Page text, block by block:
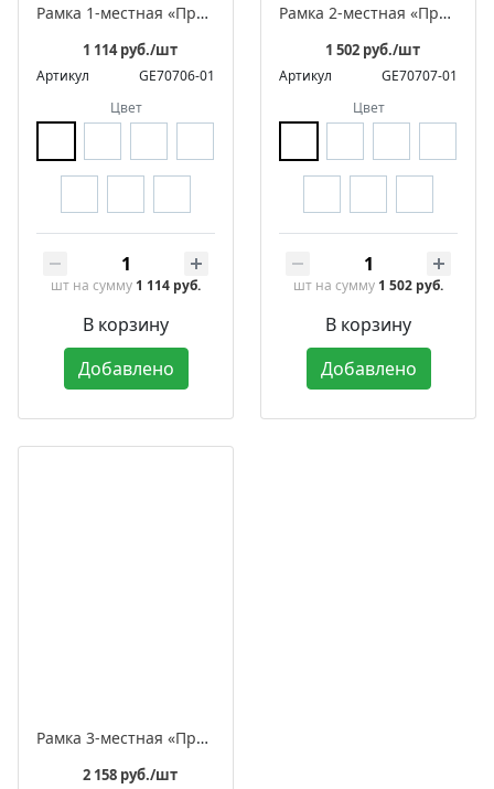
Рамка 1-местная «Престиж»
1 114 руб./шт
Артикул
GE70706-01
Цвет
шт на сумму 1 114 руб.
В корзину
Добавлено
Рамка 2-местная «Престиж»
1 502 руб./шт
Артикул
GE70707-01
Цвет
шт на сумму 1 502 руб.
В корзину
Добавлено
Рамка 3-местная «Престиж»
2 158 руб./шт